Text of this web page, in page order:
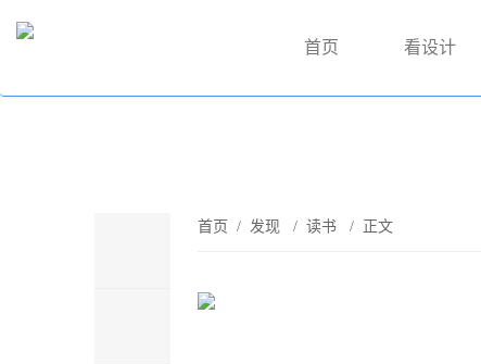
首页 看设计
首页 /发现 /读书 / 正文